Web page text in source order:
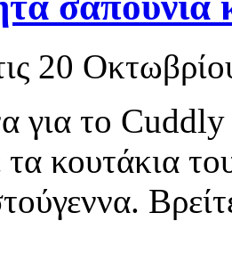
20
για το
κουτάκια